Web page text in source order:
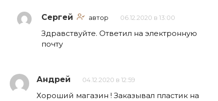
Сергей автор 06.12.2020 в 13:00
Здравствуйте. Ответил на электронную
почту
Андрей 04.12.2020 в 12:59
Хороший магазин ! Заказывал пластик на